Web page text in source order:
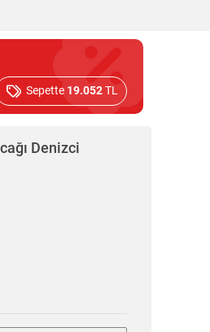
Sepette 19.052TL
Denizci